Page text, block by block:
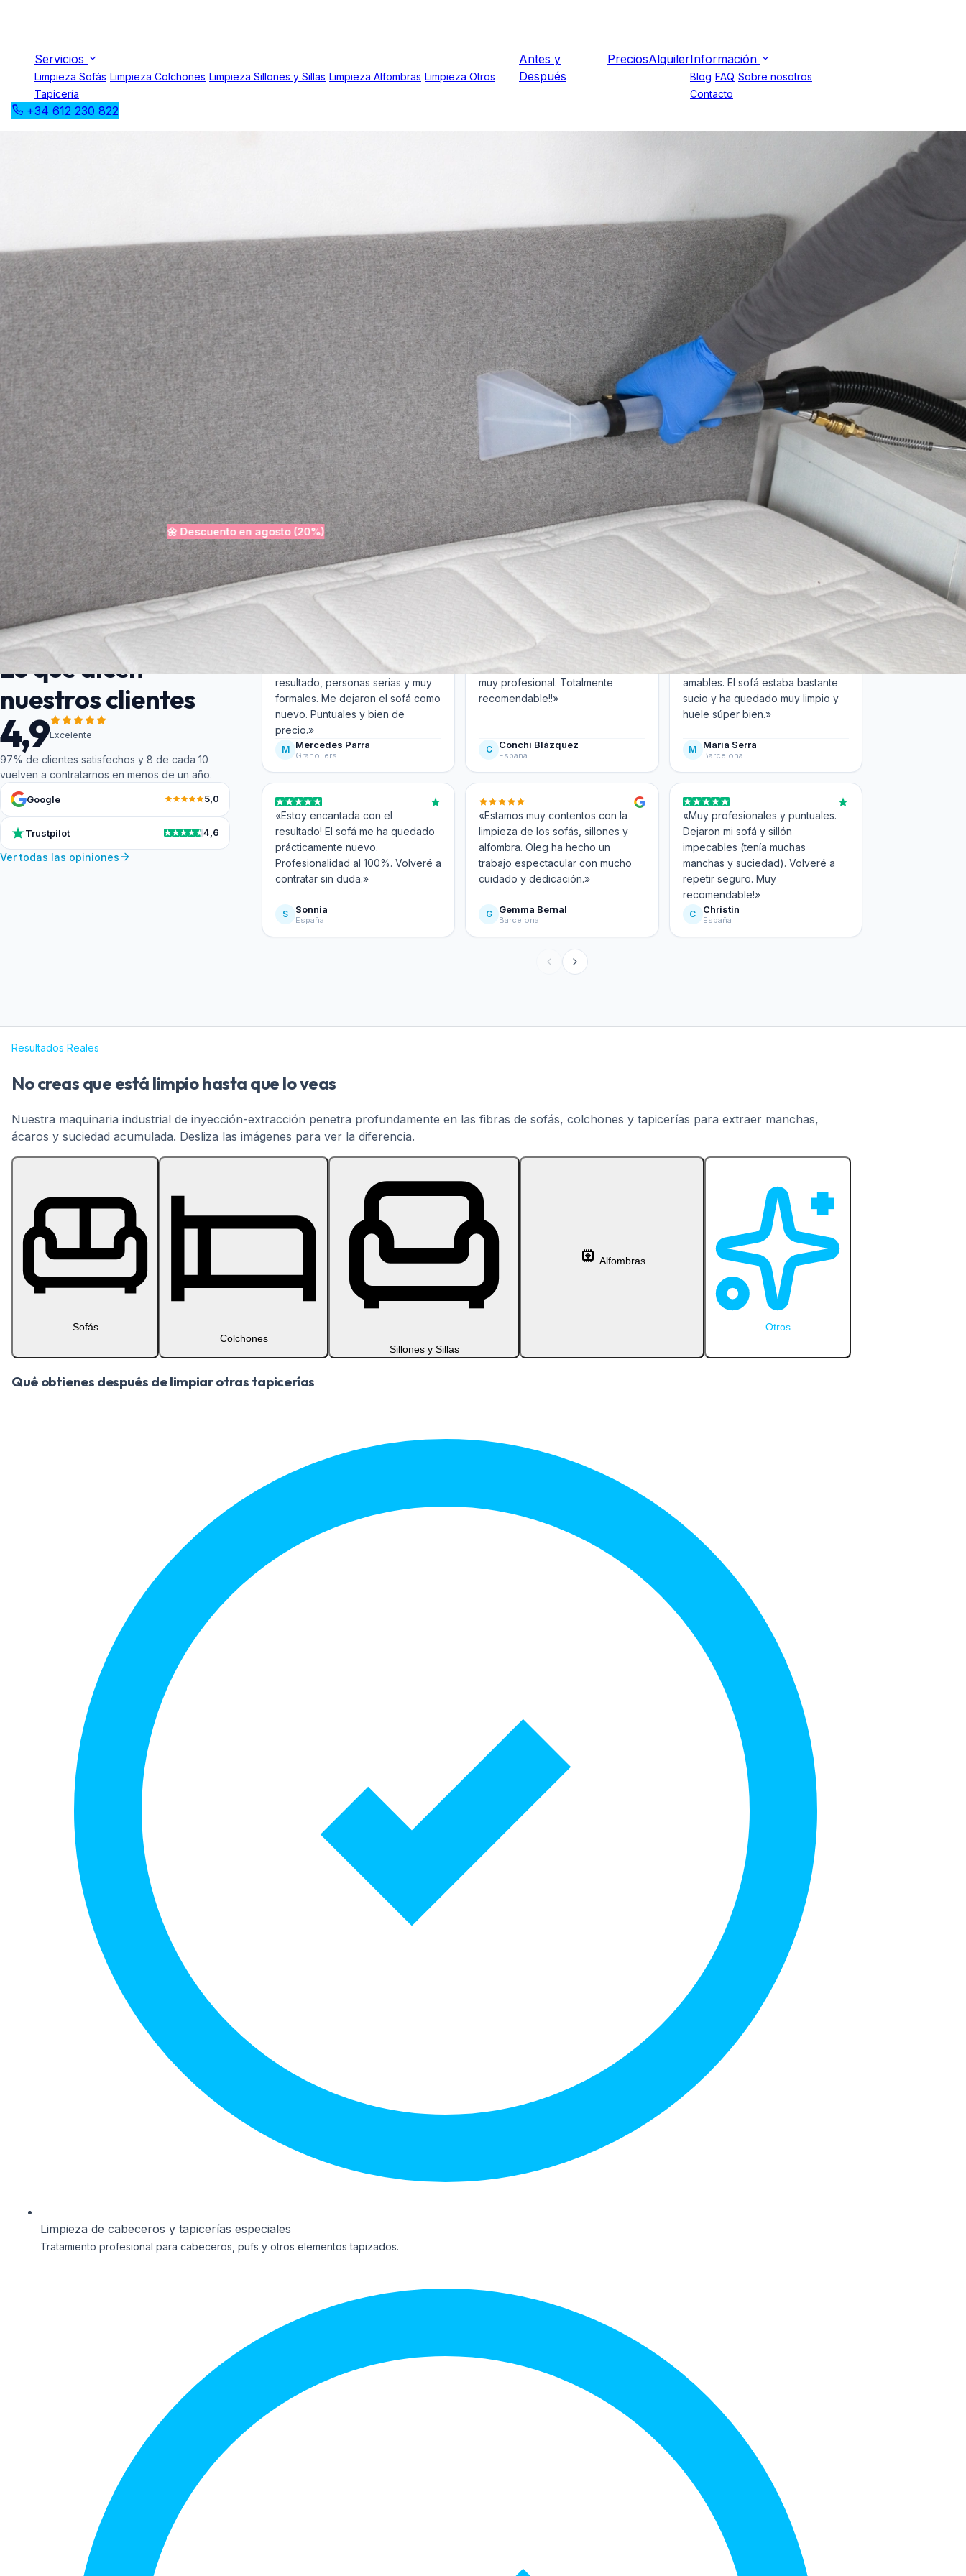
Servicios
Limpieza Sofás Limpieza Colchones Limpieza Sillones y Sillas Limpieza Alfombras Limpieza Otros
Tapicería
Antes y
Después
PreciosAlquilerInformación
Blog FAQ Sobre nosotros
Contacto
+34 612 230 822
Manchas, ácaros y malos olores eliminados de cabeceros, pufs, bases de
cama y cualquier tapizado — resultado garantizado.
97%
Valoración 5 estrellas. El 97% de clientes satisfechos.
de clientes satisfechos
Presupuesto rápido · Sin compromiso Ver precios · Desde 19€
🌼 Descuento en agosto(20%)
Desinfección incluida Desplazamiento incluido 50% descuento en la segunda pieza
Indicadores de confianza
OPINIONES VERIFICADAS
Lo que dicen
nuestros clientes
4,9Excelente
97% de clientes satisfechos y 8 de cada 10
vuelven a contratarnos en menos de un año.
Google 5,0
Trustpilot 4,6
Ver todas las opiniones
«Quedé muy contenta con el
resultado, personas serias y muy
formales. Me dejaron el sofá como
nuevo. Puntuales y bien de
precio.»
M Mercedes Parra
Granollers
«Un 10! Personal amable, atento y
muy profesional. Totalmente
recomendable!!»
C Conchi Blázquez
España
«Muy buen servicio y muy
amables. El sofá estaba bastante
sucio y ha quedado muy limpio y
huele súper bien.»
M Maria Serra
Barcelona
«Estoy encantada con el
resultado! El sofá me ha quedado
prácticamente nuevo.
Profesionalidad al 100%. Volveré a
contratar sin duda.»
S Sonnia
España
«Estamos muy contentos con la
limpieza de los sofás, sillones y
alfombra. Oleg ha hecho un
trabajo espectacular con mucho
cuidado y dedicación.»
G Gemma Bernal
Barcelona
«Muy profesionales y puntuales.
Dejaron mi sofá y sillón
impecables (tenía muchas
manchas y suciedad). Volveré a
repetir seguro. Muy
recomendable!»
C Christin
España
Resultados Reales
No creas que está limpio hasta que lo veas
Nuestra maquinaria industrial de inyección-extracción penetra profundamente en las fibras de sofás, colchones y tapicerías para extraer manchas,
ácaros y suciedad acumulada. Desliza las imágenes para ver la diferencia.
Sofás
Colchones
Sillones y Sillas
Alfombras
Otros
Qué obtienes después de limpiar otras tapicerías
Limpieza de cabeceros y tapicerías especiales
Tratamiento profesional para cabeceros, pufs y otros elementos tapizados.